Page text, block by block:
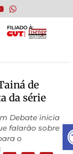
FILIADO À:
de
da série
Debate inicia
falarão sobre
o